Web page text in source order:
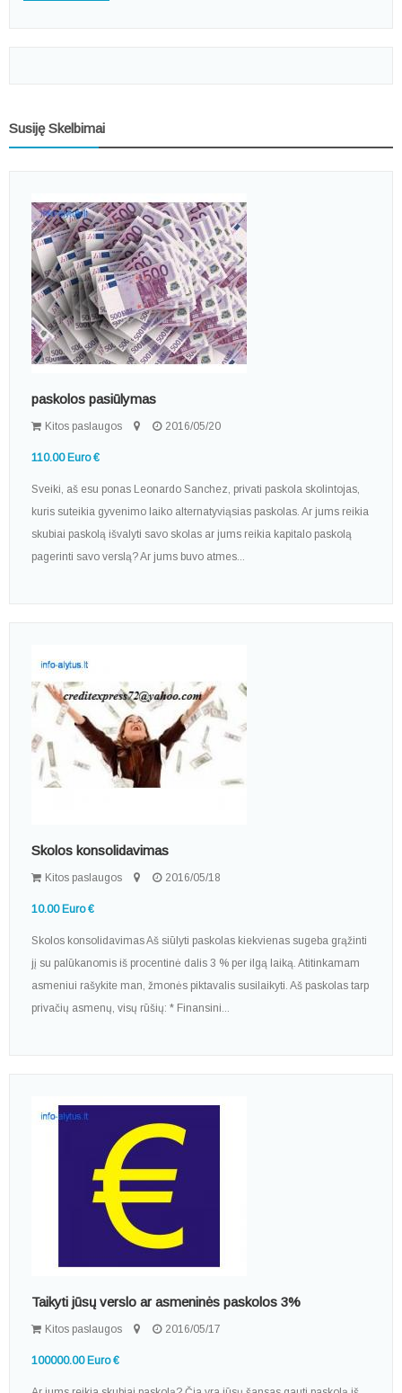
Susiję Skelbimai
paskolos pasiūlymas
Kitos paslaugos 2016/05/20
110.00 Euro €
Sveiki, aš esu ponas Leonardo Sanchez, privati paskola skolintojas,
kuris suteikia gyvenimo laiko alternatyviąsias paskolas. Ar jums reikia
skubiai paskolą išvalyti savo skolas ar jums reikia kapitalo paskolą
pagerinti savo verslą? Ar jums buvo atmes...
Skolos konsolidavimas
Kitos paslaugos 2016/05/18
10.00 Euro €
Skolos konsolidavimas Aš siūlyti paskolas kiekvienas sugeba grąžinti
jį su palūkanomis iš procentinė dalis 3 % per ilgą laiką. Atitinkamam
asmeniui rašykite man, žmonės piktavalis susilaikyti. Aš paskolas tarp
privačių asmenų, visų rūšių: * Finansini...
Taikyti jūsų verslo ar asmeninės paskolos 3%
Kitos paslaugos 2016/05/17
100000.00 Euro €